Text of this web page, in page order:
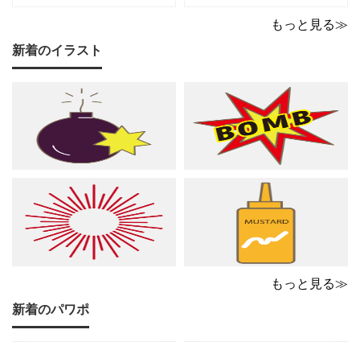
フが紙面いっぱいに踊
る、グリーン調の軽やか
アノやリトミック、コー
ラスなどの各種レッスン
はもちろん、野外ライ
請求書のテンプレートで
れた、あたたかくシック
な雰囲気でピアノやリト
ミック、管弦楽器など
もっと見る≫
新着のイラスト
もっと見る≫
新着のパワポ